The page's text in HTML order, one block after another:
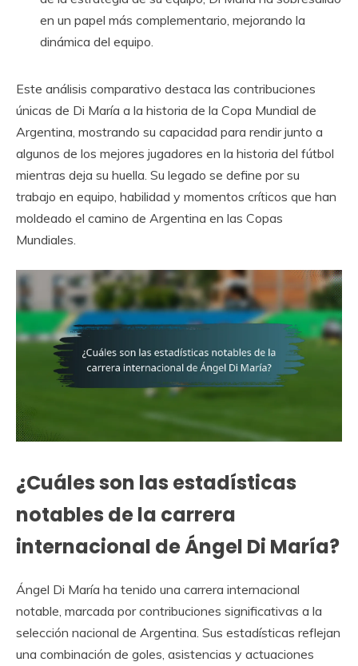
en un papel más complementario, mejorando la
dinámica del equipo.
Este análisis comparativo destaca las contribuciones
únicas de Di María a la historia de la Copa Mundial de
Argentina, mostrando su capacidad para rendir junto a
algunos de los mejores jugadores en la historia del fútbol
mientras deja su huella. Su legado se define por su
trabajo en equipo, habilidad y momentos críticos que han
moldeado el camino de Argentina en las Copas
Mundiales.
¿Cuáles son las estadísticas
notables de la carrera
internacional de Ángel Di María?
Ángel Di María ha tenido una carrera internacional
notable, marcada por contribuciones significativas a la
selección nacional de Argentina. Sus estadísticas reflejan
una combinación de goles, asistencias y actuaciones